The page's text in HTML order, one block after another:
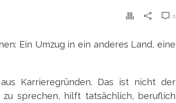
0
Ein Umzug in ein anderes Land, eine
Karrieregründen. Das ist nicht der
sprechen, hilft tatsächlich, beruflich